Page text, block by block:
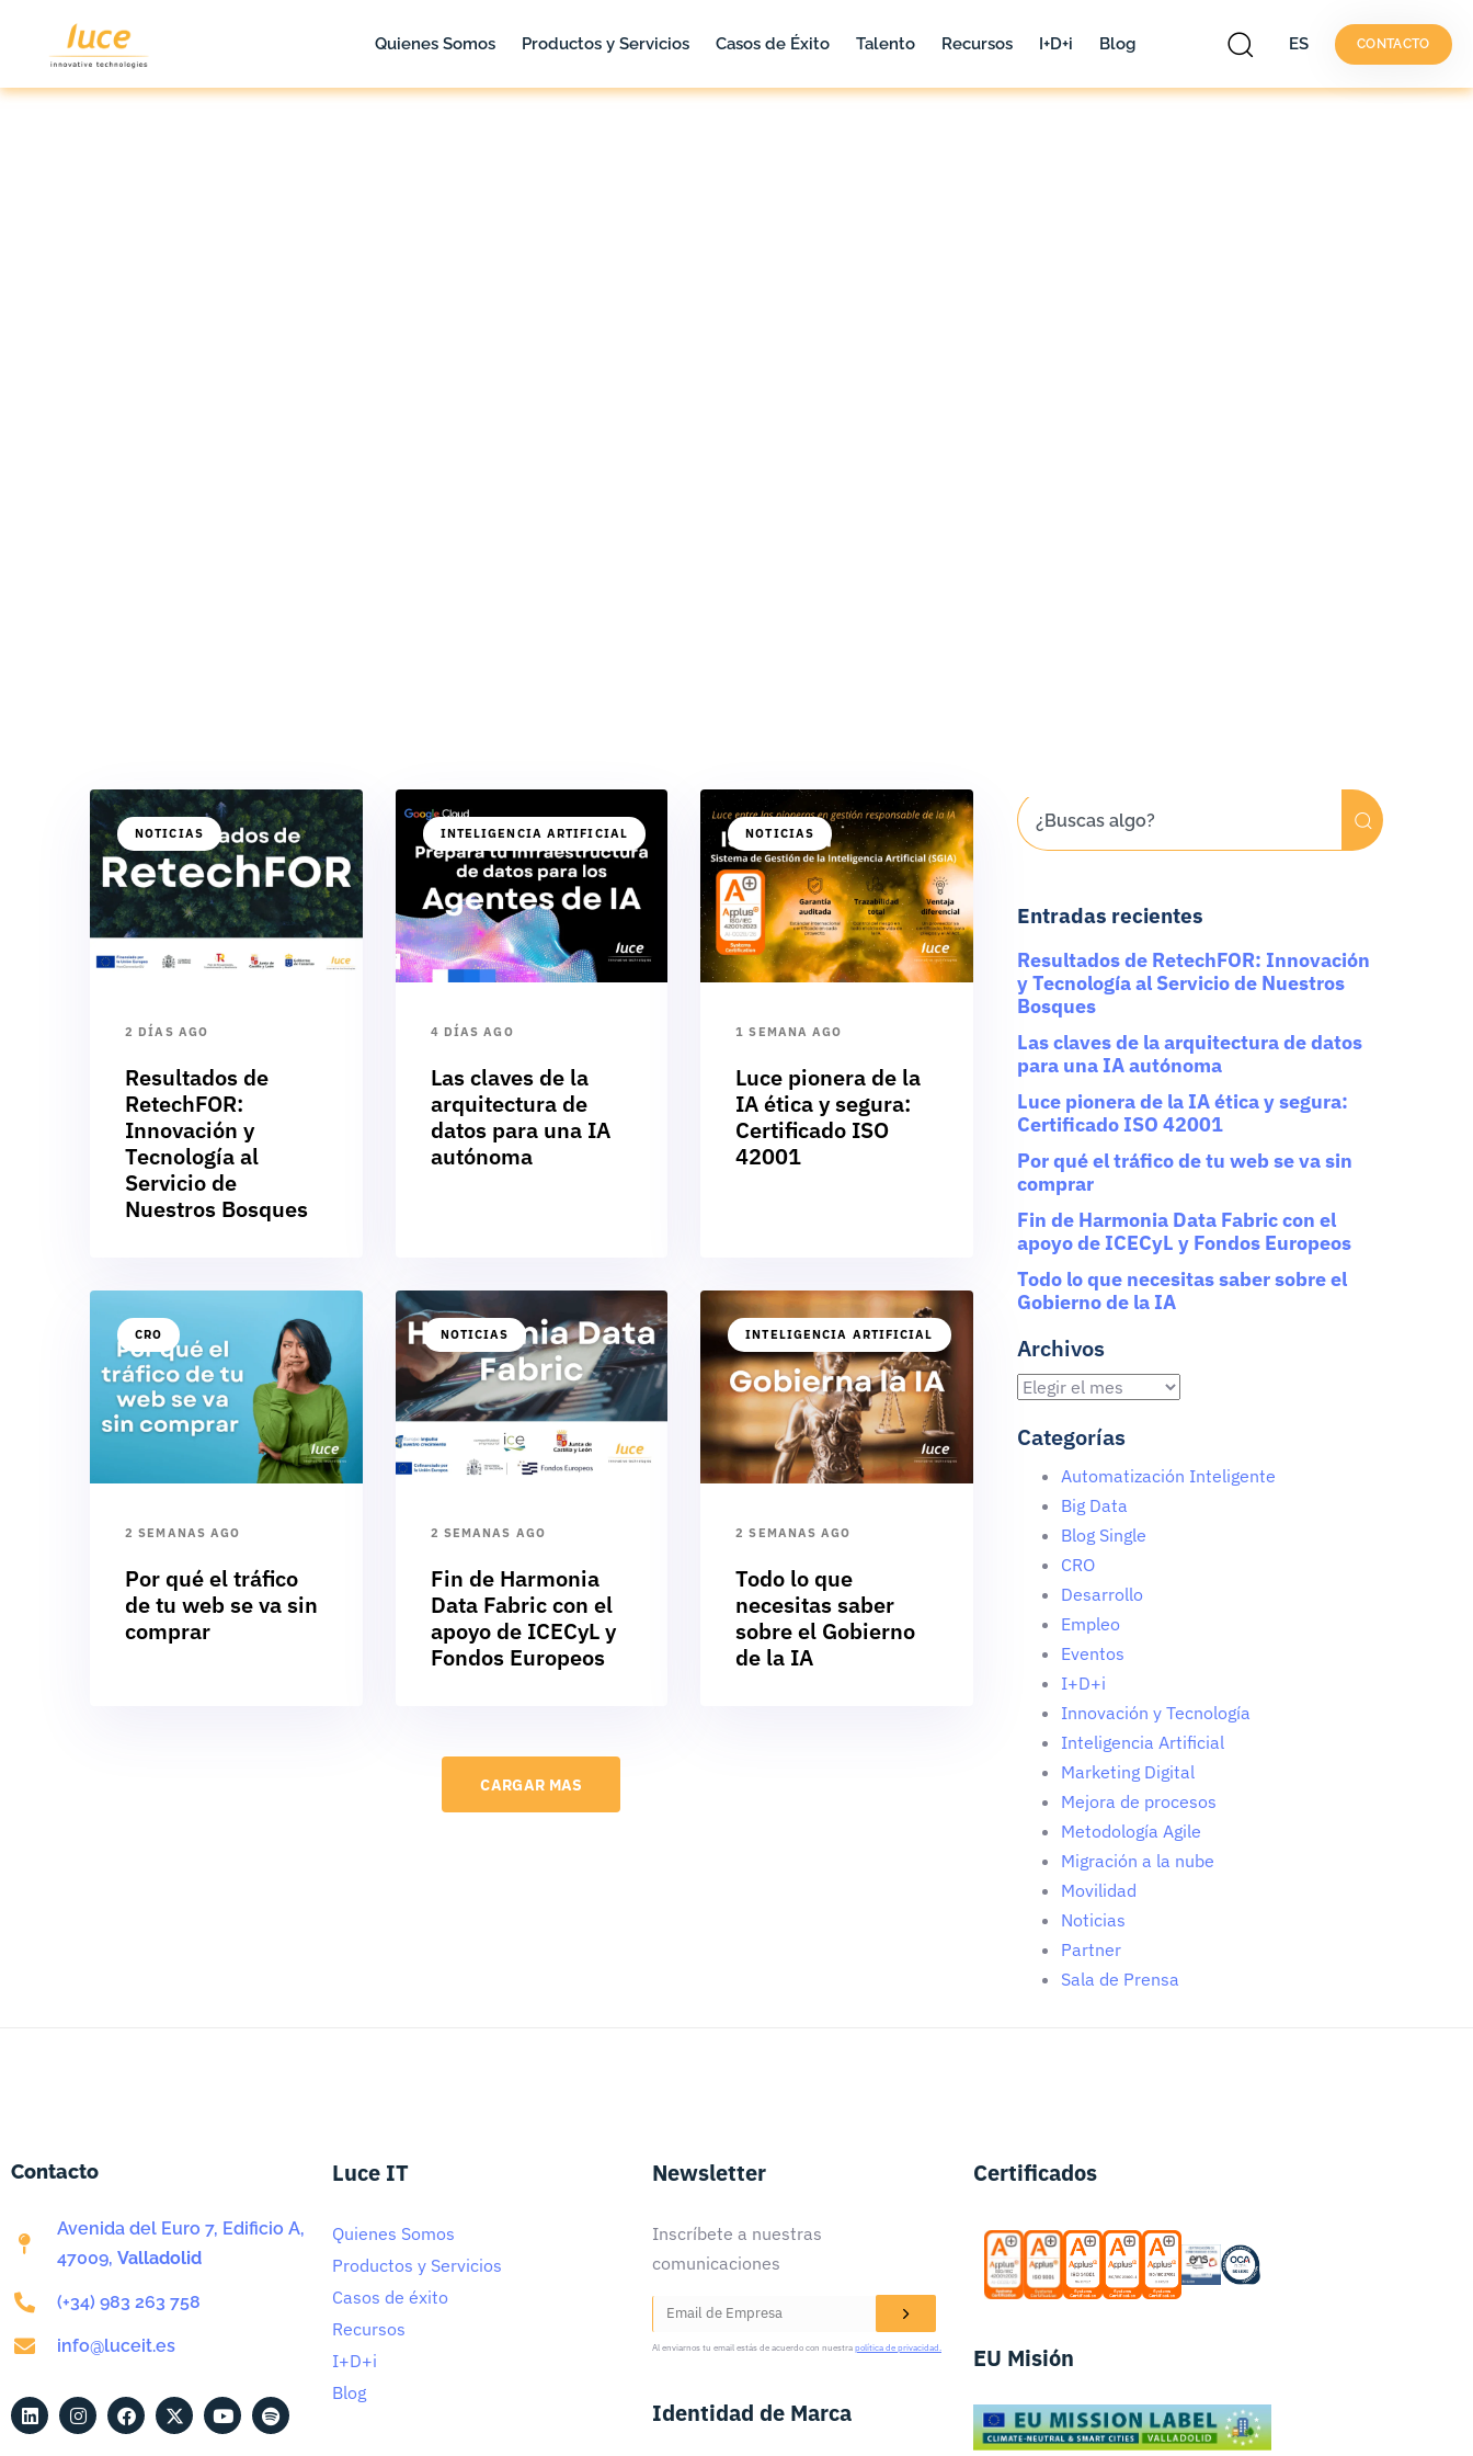
Quienes Somos Productos y Servicios Casos de Éxito Talento Recursos I+D+i Blog ES CONTACTO
NOTICIAS
2 DÍAS AGO
Resultados de
RetechFOR:
Innovación y
Tecnología al
Servicio de
Nuestros Bosques
INTELIGENCIA ARTIFICIAL
4 DÍAS AGO
Las claves de la
arquitectura de
datos para una IA
autónoma
NOTICIAS
1 SEMANA AGO
Luce pionera de la
IA ética y segura:
Certificado ISO
42001
CRO
2 SEMANAS AGO
Por qué el tráfico
de tu web se va sin
comprar
NOTICIAS
2 SEMANAS AGO
Fin de Harmonia
Data Fabric con el
apoyo de ICECyL y
Fondos Europeos
INTELIGENCIA ARTIFICIAL
2 SEMANAS AGO
Todo lo que
necesitas saber
sobre el Gobierno
de la IA
CARGAR MAS
Entradas recientes
Resultados de RetechFOR: Innovación
y Tecnología al Servicio de Nuestros
Bosques
Las claves de la arquitectura de datos
para una IA autónoma
Luce pionera de la IA ética y segura:
Certificado ISO 42001
Por qué el tráfico de tu web se va sin
comprar
Fin de Harmonia Data Fabric con el
apoyo de ICECyL y Fondos Europeos
Todo lo que necesitas saber sobre el
Gobierno de la IA
Archivos
Categorías
Automatización Inteligente
Big Data
Blog Single
CRO
Desarrollo
Empleo
Eventos
I+D+i
Innovación y Tecnología
Inteligencia Artificial
Marketing Digital
Mejora de procesos
Metodología Agile
Migración a la nube
Movilidad
Noticias
Partner
Sala de Prensa
Contacto
Avenida del Euro 7, Edificio A,
47009, Valladolid
(+34) 983 263 758
info@luceit.es
Luce IT
Quienes Somos
Productos y Servicios
Casos de éxito
Recursos
I+D+i
Blog
Newsletter
Inscríbete a nuestras
comunicaciones
Al enviarnos tu email estás de acuerdo con nuestra política de privacidad.
Identidad de Marca
Certificados
EU Misión